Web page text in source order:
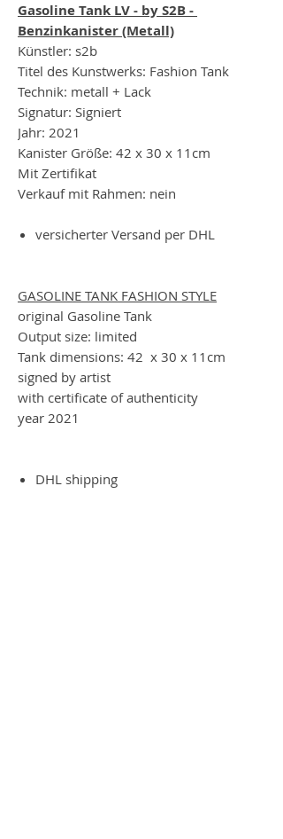
Gasoline Tank LV - by S2B -
Benzinkanister (Metall)
Künstler: s2b
Titel des Kunstwerks: Fashion Tank
Technik: metall + Lack
Signatur: Signiert
Jahr: 2021
Kanister Größe: 42 x 30 x 11cm
Mit Zertifikat
Verkauf mit Rahmen: nein
versicherter Versand per DHL
GASOLINE TANK FASHION STYLE
original Gasoline Tank
Output size: limited
Tank dimensions: 42 x 30 x 11cm
signed by artist
with certificate of authenticity
year 2021
DHL shipping